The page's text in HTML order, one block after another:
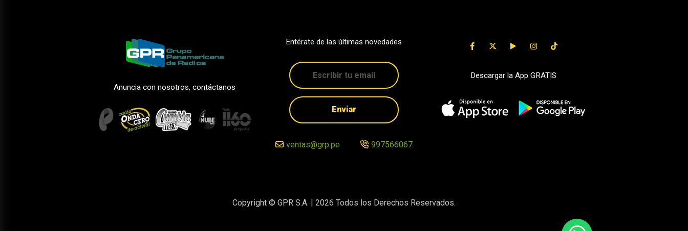
Anuncia con nosotros, contáctanos
Entérate de las últimas novedades
Enviar
ventas@grp.pe 997566067
Descargar la App GRATIS
Copyright © GPR S.A. | 2026 Todos los Derechos Reservados.